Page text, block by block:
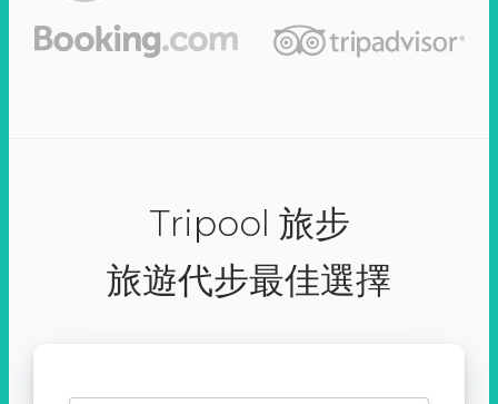
Tripool 旅步
旅遊代步最佳選擇